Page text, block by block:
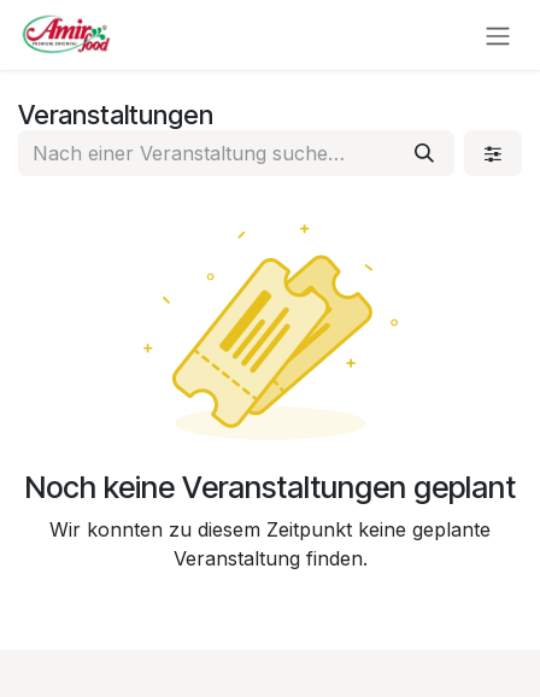
Zum Inhalt springen
Veranstaltungen
Noch keine Veranstaltungen geplant
Wir konnten zu diesem Zeitpunkt keine geplante
Veranstaltung finden.